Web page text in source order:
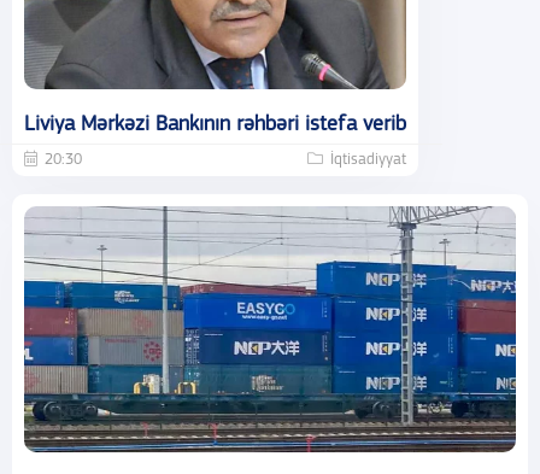
Liviya Mərkəzi Bankının rəhbəri istefa verib
20:30 İqtisadiyyat